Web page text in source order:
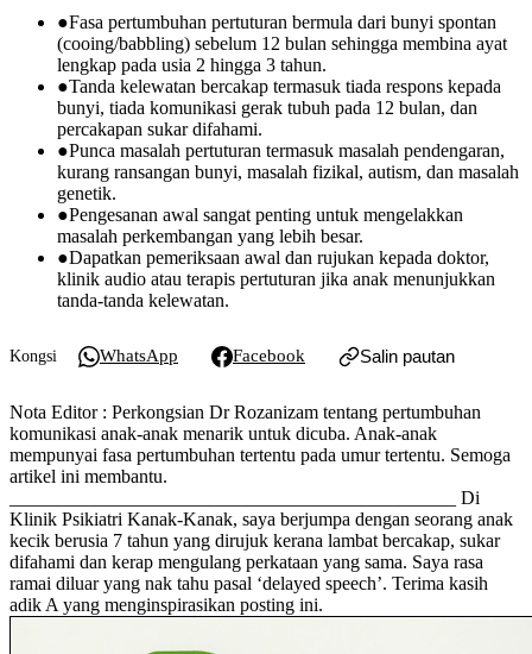
●Fasa pertumbuhan pertuturan bermula dari bunyi spontan
(cooing/babbling) sebelum 12 bulan sehingga membina ayat
lengkap pada usia 2 hingga 3 tahun.
●Tanda kelewatan bercakap termasuk tiada respons kepada
bunyi, tiada komunikasi gerak tubuh pada 12 bulan, dan
percakapan sukar difahami.
●Punca masalah pertuturan termasuk masalah pendengaran,
kurang ransangan bunyi, masalah fizikal, autism, dan masalah
genetik.
●Pengesanan awal sangat penting untuk mengelakkan
masalah perkembangan yang lebih besar.
●Dapatkan pemeriksaan awal dan rujukan kepada doktor,
klinik audio atau terapis pertuturan jika anak menunjukkan
tanda-tanda kelewatan.
Kongsi WhatsApp Facebook Salin pautan
Nota Editor : Perkongsian Dr Rozanizam tentang pertumbuhan
komunikasi anak-anak menarik untuk dicuba. Anak-anak
mempunyai fasa pertumbuhan tertentu pada umur tertentu. Semoga
artikel ini membantu.
_______________________________________________ Di
Klinik Psikiatri Kanak-Kanak, saya berjumpa dengan seorang anak
kecik berusia 7 tahun yang dirujuk kerana lambat bercakap, sukar
difahami dan kerap mengulang perkataan yang sama. Saya rasa
ramai diluar yang nak tahu pasal ‘delayed speech’. Terima kasih
adik A yang menginspirasikan posting ini.